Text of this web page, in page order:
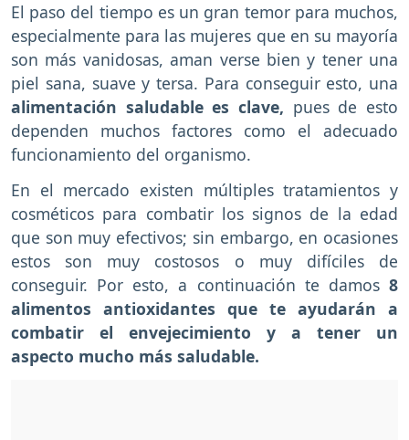
El paso del tiempo es un gran temor para muchos,
especialmente para las mujeres que en su mayoría
son más vanidosas, aman verse bien y tener una
piel sana, suave y tersa. Para conseguir esto, una
alimentación saludable es clave, pues de esto
dependen muchos factores como el adecuado
funcionamiento del organismo.
En el mercado existen múltiples tratamientos y
cosméticos para combatir los signos de la edad
que son muy efectivos; sin embargo, en ocasiones
estos son muy costosos o muy difíciles de
conseguir. Por esto, a continuación te damos 8
alimentos antioxidantes que te ayudarán a
combatir el envejecimiento y a tener un
aspecto mucho más saludable.